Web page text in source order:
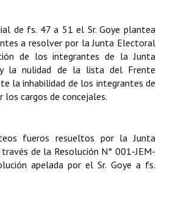
- Registro
Registro
- Registro
de fs. 47 a 51 el Sr. Goye plantea
a resolver por la Junta Electoral
de los integrantes de la Junta
la nulidad de la lista del Frente
la inhabilidad de los integrantes de
los cargos de concejales.
fueros resueltos por la Junta
de la Resolución N° 001-JEM-
apelada por el Sr. Goye a fs.